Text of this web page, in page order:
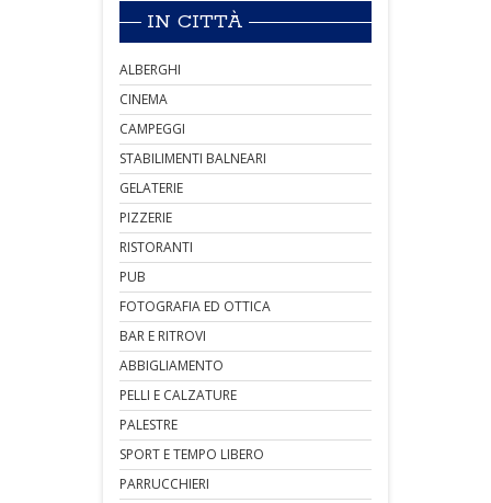
IN CITTÀ
ALBERGHI
CINEMA
CAMPEGGI
STABILIMENTI BALNEARI
GELATERIE
PIZZERIE
RISTORANTI
PUB
FOTOGRAFIA ED OTTICA
BAR E RITROVI
ABBIGLIAMENTO
PELLI E CALZATURE
PALESTRE
SPORT E TEMPO LIBERO
PARRUCCHIERI